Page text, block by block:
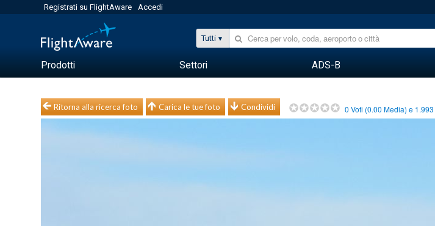
Registrati su FlightAware Accedi
Tutti
Prodotti Settori ADS-B
Ritorna alla ricerca foto Carica le tue foto Condividi 0 Voti (0.00 Media) e 1.993